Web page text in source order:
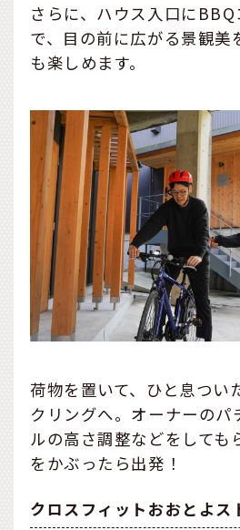
さらに、ハウス入口に
で、目の前に広がる景観美
も楽しめます。
荷物を置いて、ひと息つい
クリングへ。オーナーのパ
ルの高さ調整などをしても
をかぶったら出発！
クロスフィットおおとよス